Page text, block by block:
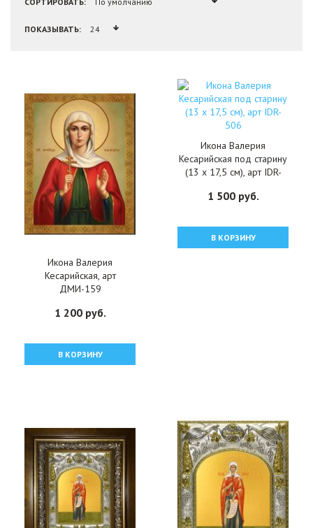
ПОКАЗЫВАТЬ:
Икона Валерия
Кесарийская, арт
ДМИ-159
1 200 руб.
В КОРЗИНУ
Икона Валерия
Кесарийская под старину
(13 х 17,5 см), арт IDR-
1 500 руб.
В КОРЗИНУ